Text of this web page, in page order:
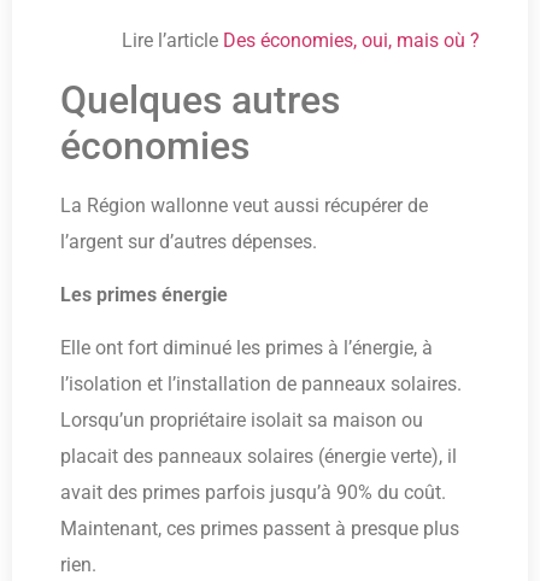
Lire l’article Des économies, oui, mais où ?
Quelques autres
économies
La Région wallonne veut aussi récupérer de
l’argent sur d’autres dépenses.
Les primes énergie
Elle ont fort diminué les primes à l’énergie, à
l’isolation et l’installation de panneaux solaires.
Lorsqu’un propriétaire isolait sa maison ou
placait des panneaux solaires (énergie verte), il
avait des primes parfois jusqu’à 90% du coût.
Maintenant, ces primes passent à presque plus
rien.